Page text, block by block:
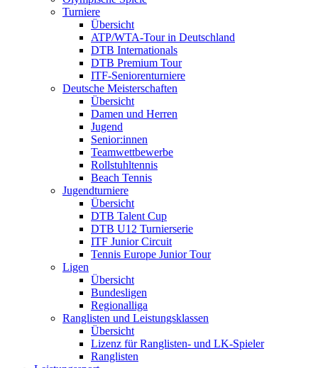
Turniere
Übersicht
ATP/WTA-Tour in Deutschland
DTB Internationals
DTB Premium Tour
ITF-Seniorenturniere
Deutsche Meisterschaften
Übersicht
Damen und Herren
Jugend
Senior:innen
Teamwettbewerbe
Rollstuhltennis
Beach Tennis
Jugendturniere
Übersicht
DTB Talent Cup
DTB U12 Turnierserie
ITF Junior Circuit
Tennis Europe Junior Tour
Ligen
Übersicht
Bundesligen
Regionalliga
Ranglisten und Leistungsklassen
Übersicht
Lizenz für Ranglisten- und LK-Spieler
Ranglisten